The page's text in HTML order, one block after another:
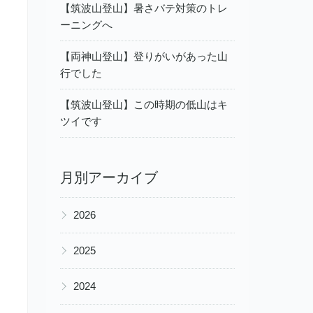
【筑波山登山】暑さバテ対策のトレ
ーニングへ
【両神山登山】登りがいがあった山
行でした
【筑波山登山】この時期の低山はキ
ツイです
月別アーカイブ
▶ 2026
▶ 2025
▶ 2024